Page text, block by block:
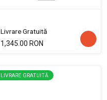
Livrare Gratuită
1,345.00 RON
LIVRARE GRATUITĂ